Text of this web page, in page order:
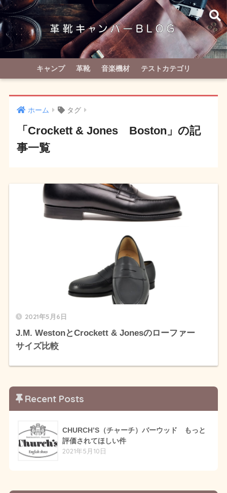
キャンプ 革靴 音楽機材 テストカテゴリ
ホーム タグ
「Crockett & Jones Boston」の記
事一覧
2021年5月6日
J.M. WestonとCrockett & Jonesのローファー
サイズ比較
Recent Posts
CHURCH’S（チャーチ）バーウッド もっと
評価されてほしい件
2021年5月10日